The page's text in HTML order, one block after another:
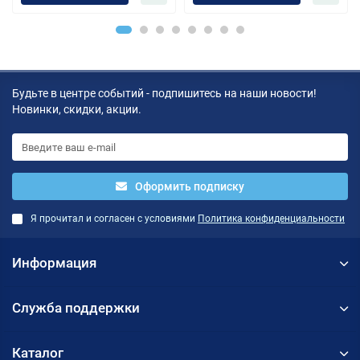
Будьте в центре событий - подпишитесь на наши новости!
Новинки, скидки, акции.
Оформить подписку
Я прочитал и согласен с условиями Политика конфиденциальности
Информация
Служба поддержки
Каталог